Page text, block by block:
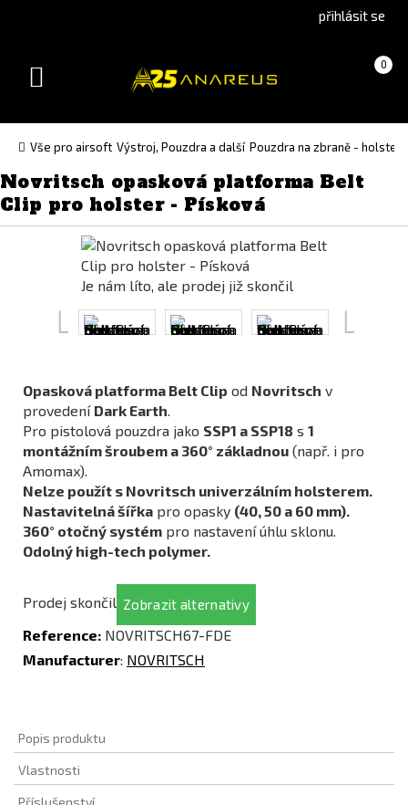
version(Slovak)
přihlásit se
Košík 0
(prázdný)
Toggle
Vše pro airsoft Výstroj, Pouzdra a další Pouzdra na zbraně - holstery
Novritsch opasková platforma Belt
Clip pro holster - Písková
Je nám líto, ale prodej již skončil
Opasková platforma Belt Clip od Novritsch v
provedení Dark Earth.
Pro pistolová pouzdra jako SSP1 a SSP18 s 1
montážním šroubem a 360° základnou (např. i pro
Amomax).
Nelze použít s Novritsch univerzálním holsterem.
Nastavitelná šířka pro opasky (40, 50 a 60 mm).
360° otočný systém pro nastavení úhlu sklonu.
Odolný high-tech polymer.
Prodej skončil Zobrazit alternativy
Reference: NOVRITSCH67-FDE
Manufacturer: NOVRITSCH
Popis produktu
Vlastnosti
Příslušenství